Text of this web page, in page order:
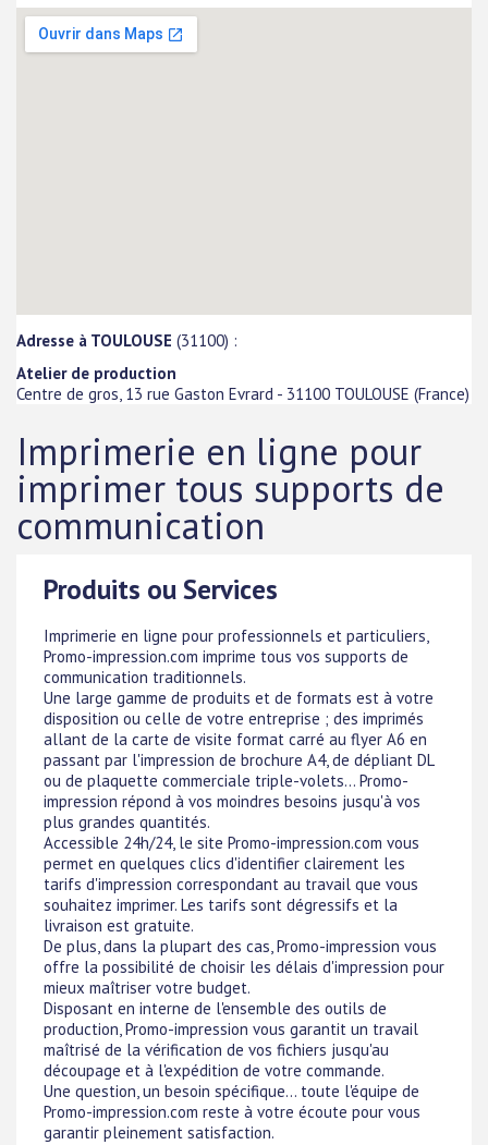
Adresse à TOULOUSE (31100) :
Atelier de production
Centre de gros, 13 rue Gaston Evrard - 31100 TOULOUSE (France)
Imprimerie en ligne pour
imprimer tous supports de
communication
Produits ou Services
Imprimerie en ligne pour professionnels et particuliers,
Promo-impression.com imprime tous vos supports de
communication traditionnels.
Une large gamme de produits et de formats est à votre
disposition ou celle de votre entreprise ; des imprimés
allant de la carte de visite format carré au flyer A6 en
passant par l'impression de brochure A4, de dépliant DL
ou de plaquette commerciale triple-volets... Promo-
impression répond à vos moindres besoins jusqu'à vos
plus grandes quantités.
Accessible 24h/24, le site Promo-impression.com vous
permet en quelques clics d'identifier clairement les
tarifs d'impression correspondant au travail que vous
souhaitez imprimer. Les tarifs sont dégressifs et la
livraison est gratuite.
De plus, dans la plupart des cas, Promo-impression vous
offre la possibilité de choisir les délais d'impression pour
mieux maîtriser votre budget.
Disposant en interne de l'ensemble des outils de
production, Promo-impression vous garantit un travail
maîtrisé de la vérification de vos fichiers jusqu'au
découpage et à l'expédition de votre commande.
Une question, un besoin spécifique... toute l'équipe de
Promo-impression.com reste à votre écoute pour vous
garantir pleinement satisfaction.